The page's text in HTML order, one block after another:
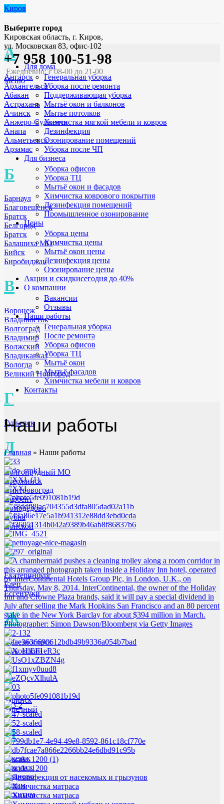
Киров
Выберите город
А
Ангарск
Архангельск
Абакан
Астрахань
Ачинск
Анжеро-Судженск
Анапа
Альметьевск
Арзамас
Б
Барнаул
Благовещенск
Братск
Белгород
Братск
Балашиха МО
Бийск
Биробиджан
В
Воронеж
Владивосток
Волгоград
Владимир
Волжский
Владикавказ
Вологда
Великий Новгород
Г
Гурьевск
Д
Долгопрудный МО
Дзержинск
Дмитровоград
Дербент
Домодедово
Дубна
Донской
Е
Екатеринбург
Елец
Ессентуки
Ж
Железногорск
Жуковский
З
Заринск
Заречный
И
Ижевск
Иркутск
Иваново
Ишим
Искитим
Кировская область, г. Киров,
ул. Московская 83, офис-102
+7 958 100-51-98
Ежедневно: с 08-00 до 21-00
Меню
Для дома
Генеральная уборка
Уборка после ремонта
Поддерживающая уборка
Мытьё окон и балконов
Мытье потолков
Химчистка мягкой мебели и ковров
Дезинфекция
Озонирование помещений
Уборка после ЧП
Для бизнеса
Уборка офисов
Уборка ТЦ
Мытьё окон и фасадов
Химчистка коврового покрытия
Дезинфекция помещений
Промышленное озонирование
Цены
Уборка цены
Химчистка цены
Мытьё окон цены
Дезинфекция цены
Озонирование цены
Акции и скидкисегодня до 40%
О компании
Вакансии
Отзывы
Наши работы
Генеральная уборка
После ремонта
Уборка офисов
Уборка ТЦ
Мытьё окон
Мытьё фасадов
Химчистка мебели и ковров
Контакты
Наши работы
Главная » Наши работы